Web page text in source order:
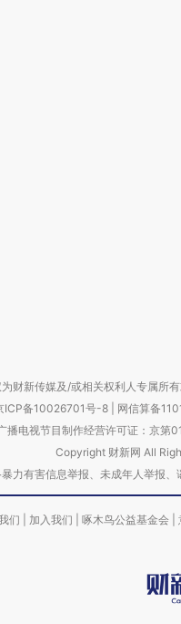
财新传媒及/或相关权利人专属所
ICP备10026701号-8 网信算备
播电视节目制作经营许可证：京第
Copyright 财新网 All
暴力有害信息举报、未成年人举
们 加入我们 啄木鸟公益基金会